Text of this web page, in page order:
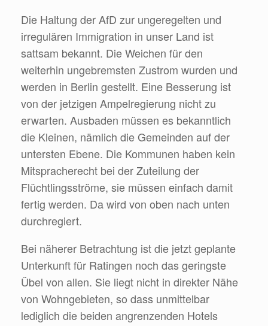
Die Haltung der AfD zur ungeregelten und
irregulären Immigration in unser Land ist
sattsam bekannt. Die Weichen für den
weiterhin ungebremsten Zustrom wurden und
werden in Berlin gestellt. Eine Besserung ist
von der jetzigen Ampelregierung nicht zu
erwarten. Ausbaden müssen es bekanntlich
die Kleinen, nämlich die Gemeinden auf der
untersten Ebene. Die Kommunen haben kein
Mitspracherecht bei der Zuteilung der
Flüchtlingsströme, sie müssen einfach damit
fertig werden. Da wird von oben nach unten
durchregiert.
Bei näherer Betrachtung ist die jetzt geplante
Unterkunft für Ratingen noch das geringste
Übel von allen. Sie liegt nicht in direkter Nähe
von Wohngebieten, so dass unmittelbar
lediglich die beiden angrenzenden Hotels